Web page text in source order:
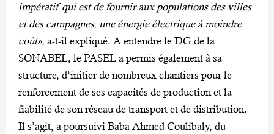
impératif qui est de fournir aux populations des villes
et des campagnes, une énergie électrique à moindre
coût», a-t-il expliqué. A entendre le DG de la
SONABEL, le PASEL a permis également à sa
structure, d’initier de nombreux chantiers pour le
renforcement de ses capacités de production et la
fiabilité de son réseau de transport et de distribution.
Il s’agit, a poursuivi Baba Ahmed Coulibaly, du